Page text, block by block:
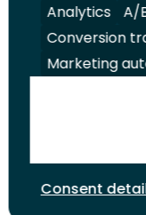
Volg
ons
op
LinkedIn
Volg
ons
op
Facebook
Volg
ons
op
Juridisch
Analytics
A/
Conversion
Marketing
Consent